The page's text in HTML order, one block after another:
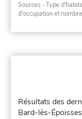
Sources - Type
d'occupation et
Résultats des
Bard-lès-